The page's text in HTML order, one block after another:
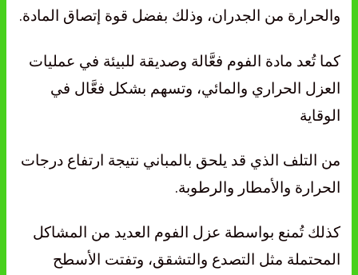
والحرارة من الجدران، وذلك بفضل قوة إتصاق المادة.
كما تُعد مادة الفوم فعَّالة وصديقة للبيئة في عمليات
العزل الحراري والمائي، وتسهم بشكل فعَّال في
الوقاية
من التلف الذي قد يلحق بالمباني نتيجة ارتفاع درجات
الحرارة والأمطار والرطوبة.
كذلك تُمنع بواسطة عزل الفوم العديد من المشاكل
المحتملة مثل التصدع والتشقق، وتفتت الأسطح